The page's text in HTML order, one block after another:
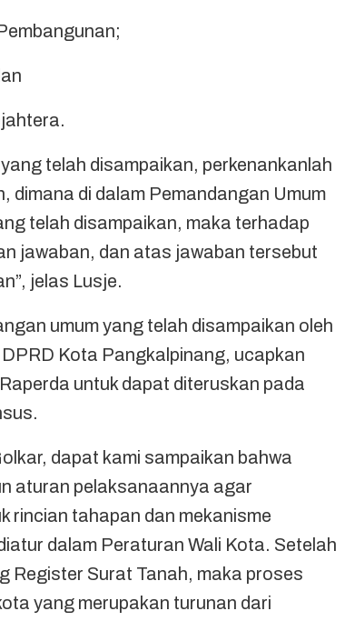
telah disampaikan, perkenankanlah
dimana di dalam Pemandangan Umum
telah disampaikan, maka terhadap
jawaban, dan atas jawaban tersebut
jelas Lusje.
umum yang telah disampaikan oleh
Kota Pangkalpinang, ucapkan
untuk dapat diteruskan pada
dapat kami sampaikan bahwa
aturan pelaksanaannya agar
rincian tahapan dan mekanisme
dalam Peraturan Wali Kota. Setelah
Register Surat Tanah, maka proses
yang merupakan turunan dari